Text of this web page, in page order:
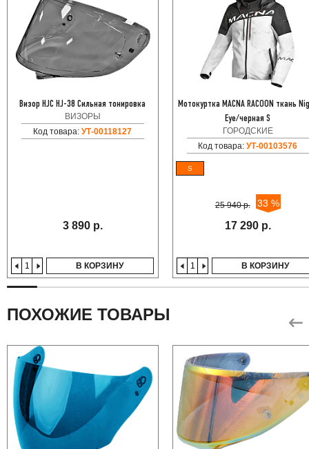
Визор HJC HJ-38 Сильная тонировка
ВИЗОРЫ
Код товара:УТ-00118127
3 890 р.
В КОРЗИНУ
Мотокуртка MACNA RACOON ткань
Eye/черная S
ГОРОДСКИЕ
Код товара:УТ-00103576
S
25 940 р. 33 %
17 290 р.
В КОРЗИНУ
ПОХОЖИЕ ТОВАРЫ